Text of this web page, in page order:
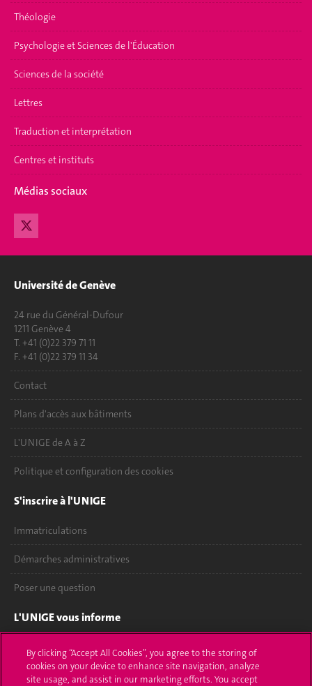
Théologie
Psychologie et Sciences de l'Éducation
Sciences de la société
Lettres
Traduction et interprétation
Centres et instituts
Médias sociaux
Université de Genève
24 rue du Général-Dufour
1211 Genève 4
T. +41 (0)22 379 71 11
F. +41 (0)22 379 11 34
Contact
Plans d'accès aux bâtiments
L'UNIGE de A à Z
Politique et configuration des cookies
S'inscrire à l'UNIGE
Immatriculations
Démarches administratives
Poser une question
L'UNIGE vous informe
UNIGE Mobile
Médias
By clicking “Accept All Cookies”, you agree to the storing of
cookies on your device to enhance site navigation, analyze
site usage, and assist in our marketing efforts. You accept